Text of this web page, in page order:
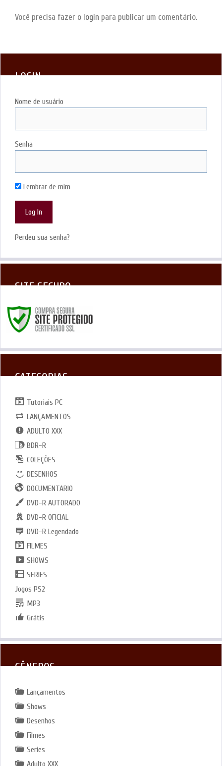
Você precisa fazer o login para publicar um comentário.
LOGIN
Nome de usuário
Senha
Lembrar de mim
Perdeu sua senha?
SITE SEGURO
CATEGORIAS
Tutoriais PC
LANÇAMENTOS
ADULTO XXX
BDR-R
COLEÇÕES
DESENHOS
DOCUMENTARIO
DVD-R AUTORADO
DVD-R OFICIAL
DVD-R Legendado
FILMES
SHOWS
SERIES
Jogos PS2
MP3
Grátis
GÊNEROS
Lançamentos
Shows
Desenhos
Filmes
Series
Adulto XXX